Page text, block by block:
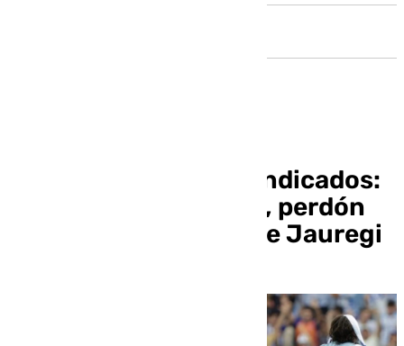
Tres goleadores reivindicados:
Lágrimas de Larrubia, perdón
de Lobete y doblete de Jauregi